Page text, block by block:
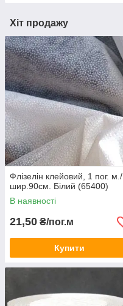
Хіт продажу
Флізелін клейовий, 1 пог. м./
шир.90см. Білий (65400)
В наявності
21,50 ₴/пог.м
Купити